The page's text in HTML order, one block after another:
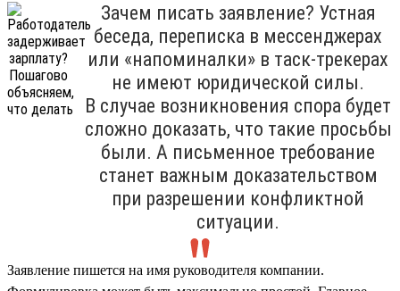
Зачем писать заявление? Устная
беседа, переписка в мессенджерах
или «напоминалки» в таск-трекерах
не имеют юридической силы.
В случае возникновения спора будет
сложно доказать, что такие просьбы
были. А письменное требование
станет важным доказательством
при разрешении конфликтной
ситуации.
Заявление пишется на имя руководителя компании.